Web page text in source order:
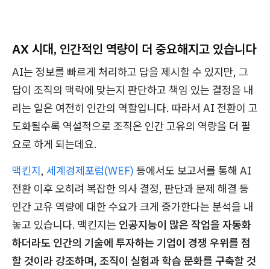
AX 시대, 인간적인 역량이 더 중요해지고 있습니다
AI는 정보를 빠르게 처리하고 답을 제시할 수 있지만, 그
답이 조직의 맥락에 맞는지 판단하고 책임 있는 결정을 내
리는 일은 여전히 인간의 역할입니다. 따라서 AI 전환이 고
도화될수록 역설적으로 조직은 인간 고유의 역량을 더 필
요로 하게 되는데요.
맥킨지, 세계경제포럼(WEF) 등에서도 보고서를 통해 AI
전환 이후 오히려 복잡한 의사 결정, 판단과 문제 해결 등
인간 고유 역량에 대한 수요가 크게 증가한다는 분석을 내
놓고 있습니다. 맥킨지는 인공지능이 많은 작업을 자동화
하더라도 인간의 기술에 투자하는 기업이 경쟁 우위를 점
할 것이라 강조하며, 조직이 실험과 학습 문화를 구축할 것